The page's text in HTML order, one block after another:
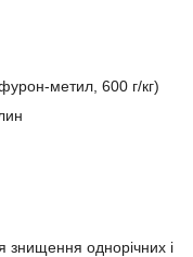
метил, 600 г/кг)
знищення однорічних і